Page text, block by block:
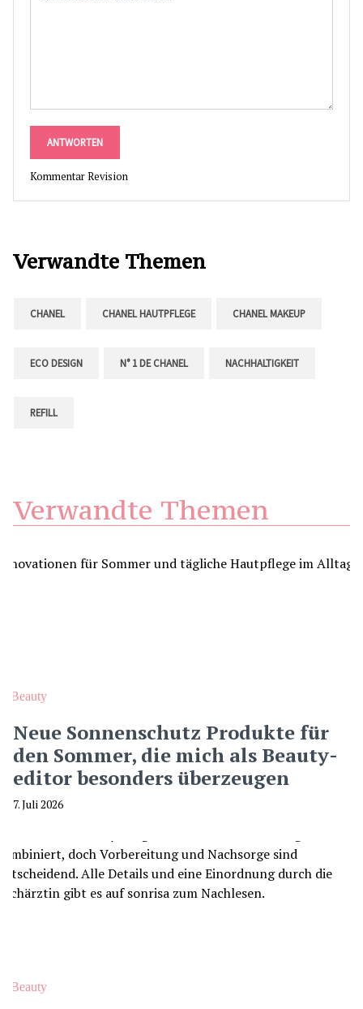
ANTWORTEN
Kommentar Revision
Verwandte Themen
CHANEL CHANEL HAUTPFLEGE CHANEL MAKEUP
ECO DESIGN N° 1 DE CHANEL NACHHALTIGKEIT
REFILL
Verwandte Themen
Beauty
Neue Sonnenschutz Produkte für
den Sommer, die mich als Beauty-
editor besonders überzeugen
7. Juli 2026
Beauty